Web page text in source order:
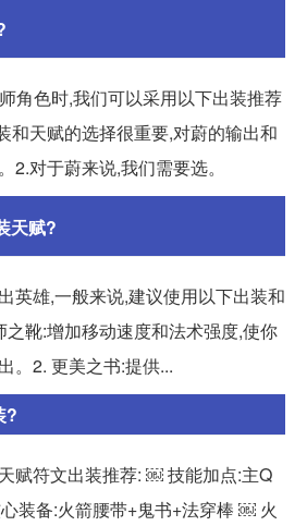
角色时,我们可以采用以下出装推荐
和天赋的选择很重要,对蔚的输出和
2.对于蔚来说,我们需要选。
天赋?
英雄,一般来说,建议使用以下出装和
之靴:增加移动速度和法术强度,使你
。2. 更美之书:提供...
?
赋符文出装推荐: ￼ 技能加点:主Q
装备:火箭腰带+鬼书+法穿棒 ￼ 火